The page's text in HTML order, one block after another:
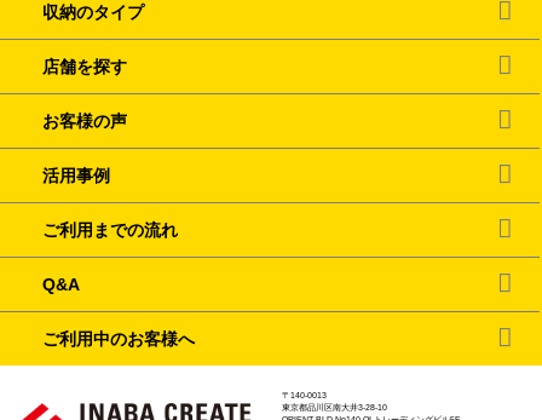
収納のタイプ
店舗を探す
お客様の声
活用事例
ご利用までの流れ
Q&A
ご利用中のお客様へ
〒140-0013
東京都品川区南大井3-28-10